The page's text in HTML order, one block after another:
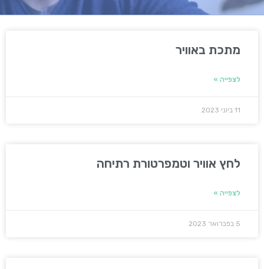
מתכת באוויר
לצפייה »
11 ביוני 2023
לחץ אוויר וטמפרטורת רתיחה
לצפייה »
5 בפברואר 2023